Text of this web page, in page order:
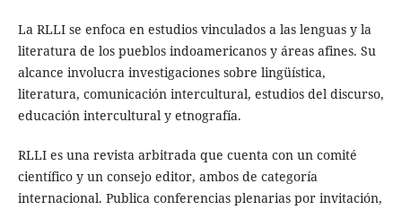
La RLLI se enfoca en estudios vinculados a las lenguas y la
literatura de los pueblos indoamericanos y áreas afines. Su
alcance involucra investigaciones sobre lingüística,
literatura, comunicación intercultural, estudios del discurso,
educación intercultural y etnografía.
RLLI es una revista arbitrada que cuenta con un comité
científico y un consejo editor, ambos de categoría
internacional. Publica conferencias plenarias por invitación,